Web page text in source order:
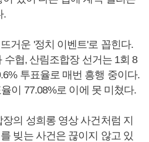
.
거운 '정치 이벤트'로 꼽힌다.
수협, 산림조합장 선거는 1회 8
투표율로 매번 흥행 중이다.
이 77.08%로 이에 못 미쳤다.
의 성희롱 영상 사건처럼 지
빚는 사건은 끊이지 않고 있